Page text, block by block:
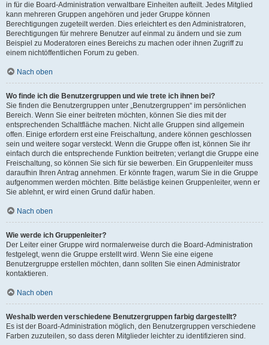
in für die Board-Administration verwaltbare Einheiten aufteilt. Jedes Mitglied
kann mehreren Gruppen angehören und jeder Gruppe können
Berechtigungen zugeteilt werden. Dies erleichtert es den Administratoren,
Berechtigungen für mehrere Benutzer auf einmal zu ändern und sie zum
Beispiel zu Moderatoren eines Bereichs zu machen oder ihnen Zugriff zu
einem nichtöffentlichen Forum zu geben.
Nach oben
Wo finde ich die Benutzergruppen und wie trete ich ihnen bei?
Sie finden die Benutzergruppen unter „Benutzergruppen“ im persönlichen
Bereich. Wenn Sie einer beitreten möchten, können Sie dies mit der
entsprechenden Schaltfläche machen. Nicht alle Gruppen sind allgemein
offen. Einige erfordern erst eine Freischaltung, andere können geschlossen
sein und weitere sogar versteckt. Wenn die Gruppe offen ist, können Sie ihr
einfach durch die entsprechende Funktion beitreten; verlangt die Gruppe eine
Freischaltung, so können Sie sich für sie bewerben. Ein Gruppenleiter muss
daraufhin Ihren Antrag annehmen. Er könnte fragen, warum Sie in die Gruppe
aufgenommen werden möchten. Bitte belästige keinen Gruppenleiter, wenn er
Sie ablehnt, er wird einen Grund dafür haben.
Nach oben
Wie werde ich Gruppenleiter?
Der Leiter einer Gruppe wird normalerweise durch die Board-Administration
festgelegt, wenn die Gruppe erstellt wird. Wenn Sie eine eigene
Benutzergruppe erstellen möchten, dann sollten Sie einen Administrator
kontaktieren.
Nach oben
Weshalb werden verschiedene Benutzergruppen farbig dargestellt?
Es ist der Board-Administration möglich, den Benutzergruppen verschiedene
Farben zuzuteilen, so dass deren Mitglieder leichter zu identifizieren sind.